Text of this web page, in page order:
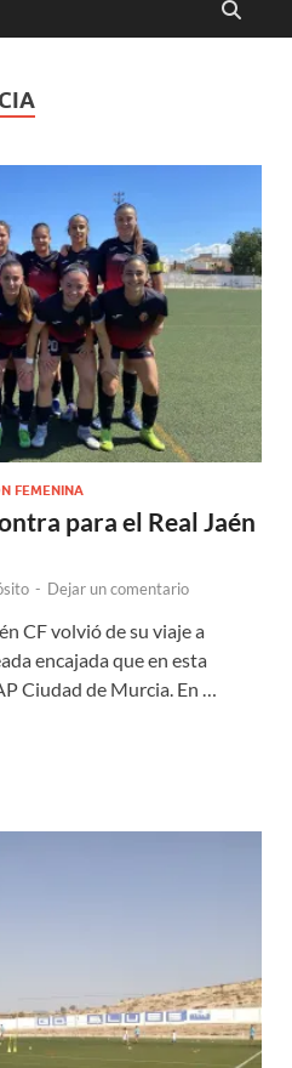
FEMENINA
para el Real Jaén
- Dejar un comentario
CF volvió de su viaje a
encajada que en esta
Ciudad de Murcia. En …